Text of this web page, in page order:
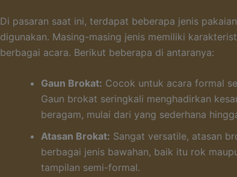
Di pasaran saat ini, terdapat beberapa jenis
digunakan. Masing-masing jenis memiliki
berbagai acara. Berikut beberapa di antaranya:
Gaun Brokat: Cocok untuk acara formal
Gaun brokat seringkali menghadirkan
beragam, mulai dari yang sederhana
Atasan Brokat: Sangat versatile, atasan
berbagai jenis bawahan, baik itu rok
tampilan semi-formal.